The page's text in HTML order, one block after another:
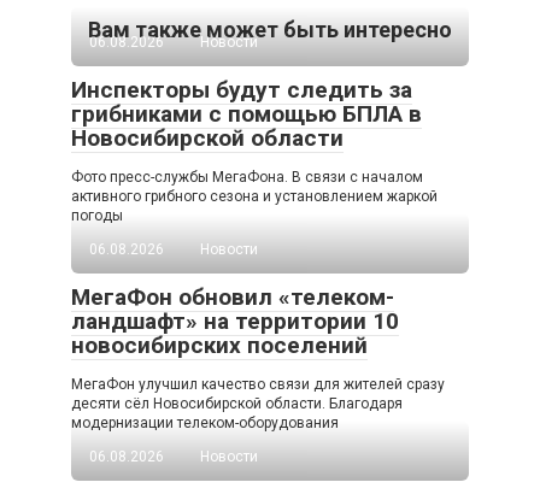
Вам также может быть интересно
06.08.2026 Новости
Инспекторы будут следить за
грибниками с помощью БПЛА в
Новосибирской области
Фото пресс-службы МегаФона. В связи с началом
активного грибного сезона и установлением жаркой
погоды
06.08.2026
Новости
МегаФон обновил «телеком-
ландшафт» на территории 10
новосибирских поселений
МегаФон улучшил качество связи для жителей сразу
десяти сёл Новосибирской области. Благодаря
модернизации телеком-оборудования
06.08.2026
Новости